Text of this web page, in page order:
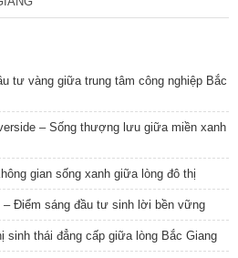
tư vàng giữa trung tâm công nghiệp Bắc
– Sống thượng lưu giữa miền xanh
gian sống xanh giữa lòng đô thị
– Điểm sáng đầu tư sinh lời bền vững
sinh thái đẳng cấp giữa lòng Bắc Giang